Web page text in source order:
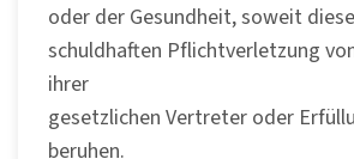
oder der Gesundheit, soweit
schuldhaften Pflichtverletzung
ihrer
gesetzlichen Vertreter oder
beruhen.